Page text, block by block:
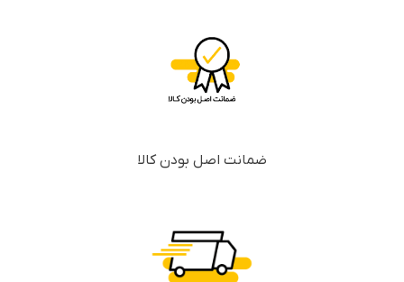
ضمانت اصل بودن کالا